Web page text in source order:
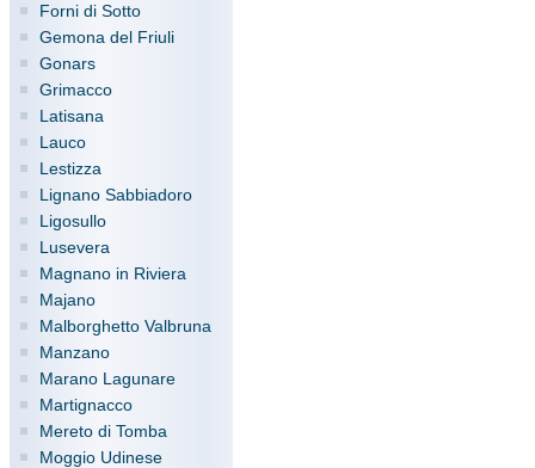
Forni di Sotto
Gemona del Friuli
Gonars
Grimacco
Latisana
Lauco
Lestizza
Lignano Sabbiadoro
Ligosullo
Lusevera
Magnano in Riviera
Majano
Malborghetto Valbruna
Manzano
Marano Lagunare
Martignacco
Mereto di Tomba
Moggio Udinese